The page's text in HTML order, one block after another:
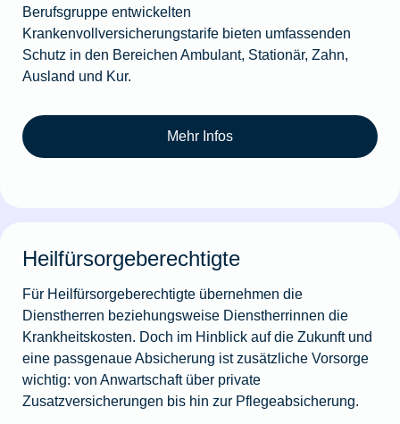
Berufsgruppe entwickelten
Krankenvollversicherungstarife bieten umfassenden
Schutz in den Bereichen Ambulant, Stationär, Zahn,
Ausland und Kur.
Mehr Infos
Heilfürsorgeberechtigte
Für Heilfürsorgeberechtigte übernehmen die
Dienstherren beziehungsweise Dienstherrinnen die
Krankheitskosten. Doch im Hinblick auf die Zukunft und
eine passgenaue Absicherung ist zusätzliche Vorsorge
wichtig: von Anwartschaft über private
Zusatzversicherungen bis hin zur Pflegeabsicherung.